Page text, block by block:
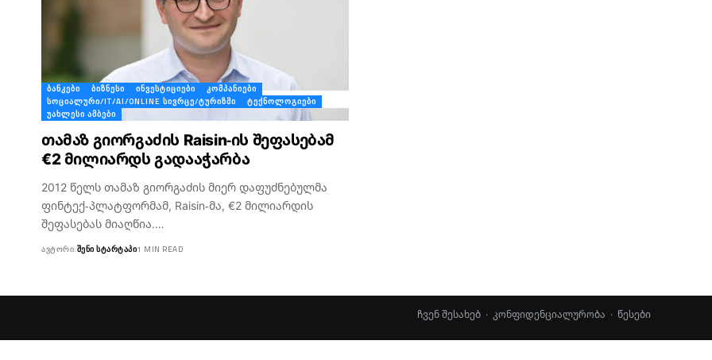
ᲑᲐᲜᲙᲔᲑᲘ ᲑᲘᲖᲜᲔᲡᲘ ᲘᲜᲕᲔᲡᲢᲘᲪᲘᲔᲑᲘ
ᲙᲝᲛᲞᲐᲜᲘᲔᲑᲘ
ᲡᲝᲪᲘᲐᲚᲣᲠᲘ/IT/AI/ONLINE ᲡᲘᲕᲠᲪᲔ/ᲢᲣᲠᲘᲖᲛᲘ
ᲢᲔᲥᲜᲝᲚᲝᲒᲘᲔᲑᲘ
ᲣᲐᲮᲚᲔᲡᲘ ᲐᲛᲑᲔᲑᲘ
თამაზ გიორგაძის Raisin-ის შეფასებამ
€2 მილიარდს გადააჭარბა
2012 წელს თამაზ გიორგაძის მიერ დაფუძნებულმა
ფინტექ-პლატფორმამ, Raisin-მა, €2 მილიარდის
შეფასებას მიაღწია.…
ᲐᲕᲢᲝᲠᲘ:ᲨᲔᲜᲘ ᲡᲢᲐᲠᲢᲐᲞᲘ1 MIN READ
ჩვენ შესახებ · კონფიდენციალურობა · წესები